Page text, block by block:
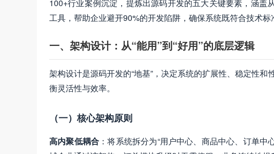
100+行业案例沉淀，提炼出源码开发的五大关键要素，涵
工具，帮助企业避开90%的开发陷阱，确保系统既符合技术标
一、架构设计：从“能用”到“好用”的底层逻辑
架构设计是源码开发的“地基”，决定系统的扩展性、稳定性
衡灵活性与效率。
（一）核心架构原则
高内聚低耦合 ：将系统拆分为“用户中心、商品中心、订单